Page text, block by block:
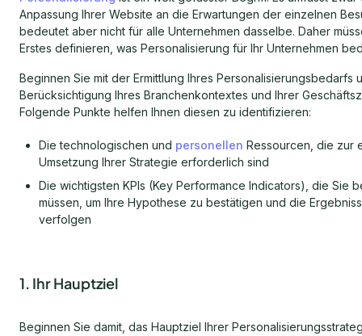
Anpassung Ihrer Website an die Erwartungen der einzelnen
bedeutet aber nicht für alle Unternehmen dasselbe. Daher
Erstes definieren, was Personalisierung für Ihr Unternehmen
Beginnen Sie mit der Ermittlung Ihres Personalisierungsbedarfs
Berücksichtigung Ihres Branchenkontextes und Ihrer
Folgende Punkte helfen Ihnen diesen zu identifizieren:
Die technologischen und personellen Ressourcen, die zur
Umsetzung Ihrer Strategie erforderlich sind
Die wichtigsten KPIs (Key Performance Indicators), die Sie
müssen, um Ihre Hypothese zu bestätigen und die
verfolgen
1. Ihr Hauptziel
Beginnen Sie damit, das Hauptziel Ihrer